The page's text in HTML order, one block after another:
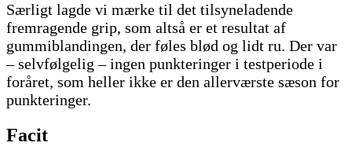
Særligt lagde vi mærke til det tilsyneladende
fremragende grip, som altså er et resultat af
gummiblandingen, der føles blød og lidt ru. Der var
– selvfølgelig – ingen punkteringer i testperiode i
foråret, som heller ikke er den allerværste sæson for
punkteringer.
Facit